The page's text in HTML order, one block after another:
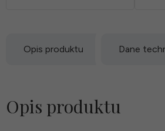
Opis produktu Dane
Opis produktu